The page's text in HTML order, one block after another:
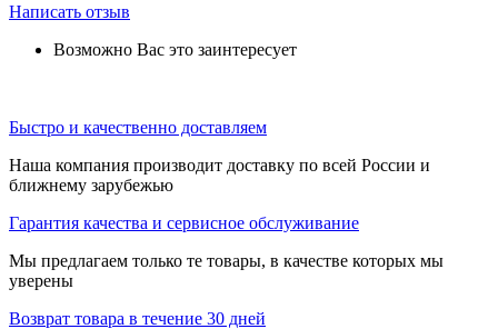
Написать отзыв
Возможно Вас это заинтересует
Быстро и качественно доставляем
Наша компания производит доставку по всей России и
ближнему зарубежью
Гарантия качества и сервисное обслуживание
Мы предлагаем только те товары, в качестве которых мы
уверены
Возврат товара в течение 30 дней